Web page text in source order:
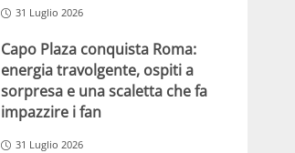
31 Luglio 2026
Capo Plaza conquista Roma:
energia travolgente, ospiti a
sorpresa e una scaletta che fa
impazzire i fan
31 Luglio 2026